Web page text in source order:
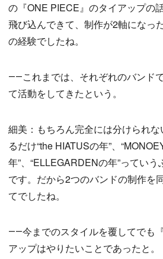
の『ONE PIECE』のタイアップの
飛び込んできて、制作が2軸になっ
の経験でしたね。
――これまでは、それぞれのバンド
て活動をしてきたという。
細美：もちろん完全には分けられ
るだけ“the HIATUSの年”、
年”、“ELLEGARDENの年”ってい
です。だから2つのバンドの制作を
てでしたね。
――今までのスタイルを覆してでも
アップはやりたいことであったと。